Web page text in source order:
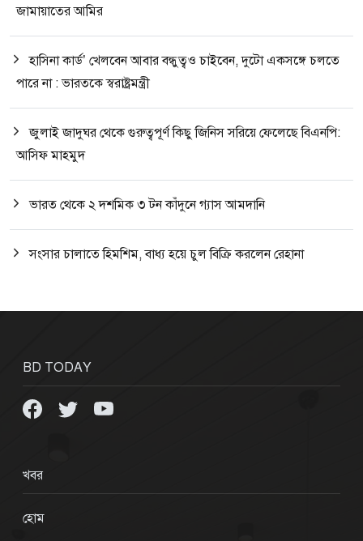
জামায়াতের আমির
হাসিনা কার্ড’ খেলবেন আবার বন্ধুত্বও চাইবেন, দুটো একসঙ্গে চলতে
পারে না : ভারতকে স্বরাষ্ট্রমন্ত্রী
জুলাই জাদুঘর থেকে গুরুত্বপূর্ণ কিছু জিনিস সরিয়ে ফেলেছে বিএনপি:
আসিফ মাহমুদ
ভারত থেকে ২ দশমিক ৩ টন কাঁদুনে গ্যাস আমদানি
সংসার চালাতে হিমশিম, বাধ্য হয়ে চুল বিক্রি করলেন রেহানা
BD TODAY
খবর
হোম